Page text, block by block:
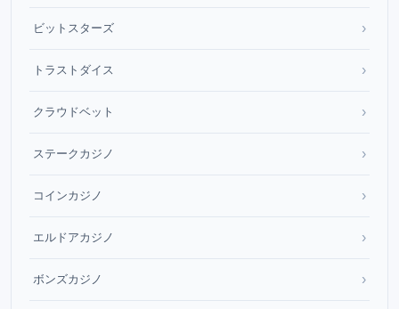
ビットスターズ ›
トラストダイス ›
クラウドベット ›
ステークカジノ ›
コインカジノ ›
エルドアカジノ ›
ボンズカジノ ›